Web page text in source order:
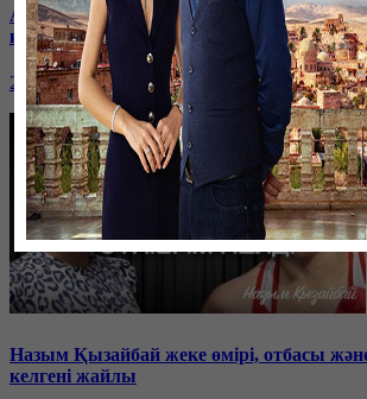
Ақмарал Науатбек: Парадзюдодан
келмеді
21 сентября, 23:30
Назым Қызайбай жеке өмірі, отбасы
келгені жайлы